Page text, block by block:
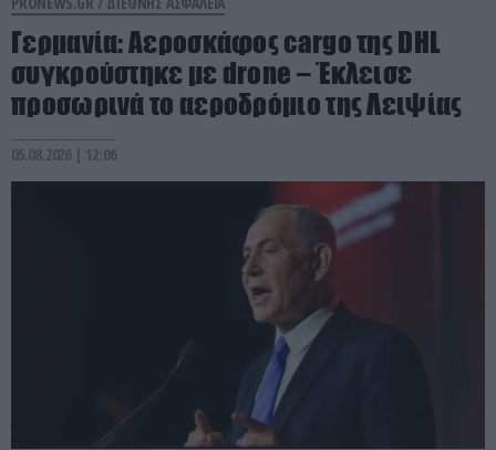
Γερμανία: Αεροσκάφος cargo της DHL
συγκρούστηκε με drone – Έκλεισε
προσωρινά το αεροδρόμιο της Λειψίας
05.08.2026 | 12:06